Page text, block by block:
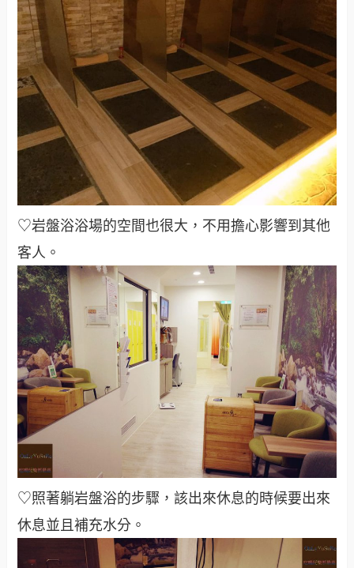
♡岩盤浴浴場的空間也很大，不用擔心影響到其他
客人。
♡照著躺岩盤浴的步驟，該出來休息的時候要出來
休息並且補充水分。